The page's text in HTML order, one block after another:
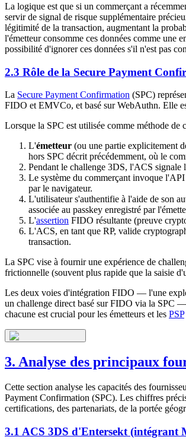
La logique est que si un commerçant a
servir de signal de risque supplémentaire
légitimité de la transaction, augmentant la
l'émetteur consomme ces données comme une
possibilité d'ignorer ces données s'il n'est pas
2.3 Rôle de la Secure Payment
La Secure Payment Confirmation (SPC)
FIDO et EMVCo, et basé sur WebAuthn. Elle
Lorsque la SPC est utilisée comme méthode de
L'émetteur (ou une partie explicitement
hors SPC décrit précédemment, où le
Pendant le challenge 3DS, l'ACS signale
Le système du commerçant invoque
par le navigateur.
L'utilisateur s'authentifie à l'aide de son
associée au passkey enregistré par
L'assertion FIDO résultante (preuve
L'ACS, en tant que RP, valide
transaction.
La SPC vise à fournir une expérience de
frictionnelle (souvent plus rapide que la saisie
Les deux voies d'intégration FIDO — l'une
un challenge direct basé sur FIDO via la SPC
chacune est crucial pour les émetteurs et les PSP
3. Analyse des principaux
Cette section analyse les capacités des
Payment Confirmation (SPC). Les chiffres
certifications, des partenariats, de la portée
3.1 ACS 3DS d'Entersekt (intégrant